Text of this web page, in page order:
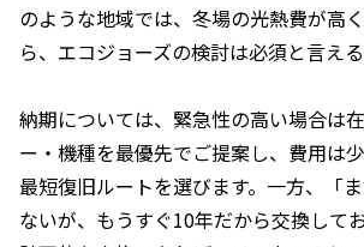
のような地域では、冬場の光熱費が高
ら、エコジョーズの検討は必須と言える
納期については、緊急性の高い場合は
ー・機種を最優先でご提案し、費用は
最短復旧ルートを選びます。一方、「
ないが、もうすぐ10年だから交換して